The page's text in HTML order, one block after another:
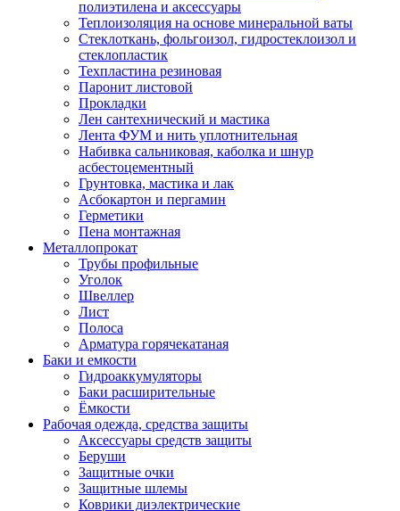
полиэтилена и аксессуары
Теплоизоляция на основе минеральной ваты
Стеклоткань, фольгоизол, гидростеклоизол и
стеклопластик
Техпластина резиновая
Паронит листовой
Прокладки
Лен сантехнический и мастика
Лента ФУМ и нить уплотнительная
Набивка сальниковая, каболка и шнур
асбестоцементный
Грунтовка, мастика и лак
Асбокартон и пергамин
Герметики
Пена монтажная
Металлопрокат
Трубы профильные
Уголок
Швеллер
Лист
Полоса
Арматура горячекатаная
Баки и емкости
Гидроаккумуляторы
Баки расширительные
Ёмкости
Рабочая одежда, средства защиты
Аксессуары средств защиты
Беруши
Защитные очки
Защитные шлемы
Коврики диэлектрические